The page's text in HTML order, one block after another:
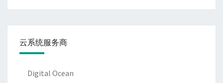
云系统服务商
Digital Ocean